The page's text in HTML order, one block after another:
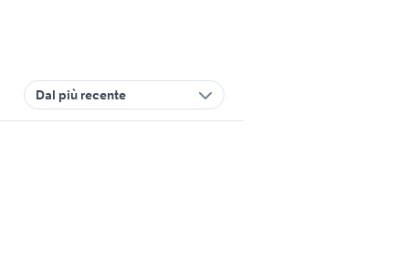
Dal più recente